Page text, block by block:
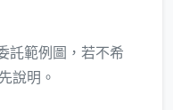
託範例圖，若不希
說明。